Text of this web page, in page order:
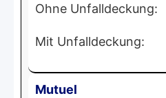
Ohne Unfalldeckung:
Mit Unfalldeckung:
Mutuel